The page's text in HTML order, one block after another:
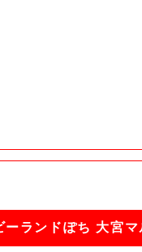
ーランドぽち 大宮マ